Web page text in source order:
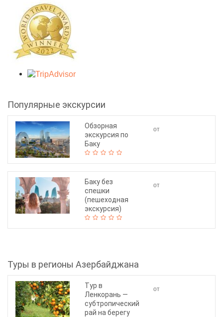
Популярные экскурсии
Обзорная
экскурсия по
Баку
от
Баку без
спешки
(пешеходная
экскурсия)
от
Туры в регионы Азербайджана
Тур в
Ленкорань —
субтропический
рай на берегу
от